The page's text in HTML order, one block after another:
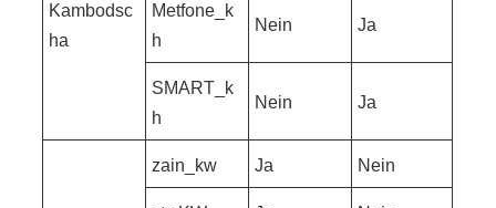
Kambodsc
ha
Metfone_k
h
Nein Ja
SMART_k
h
Nein Ja
zain_kw Ja Nein